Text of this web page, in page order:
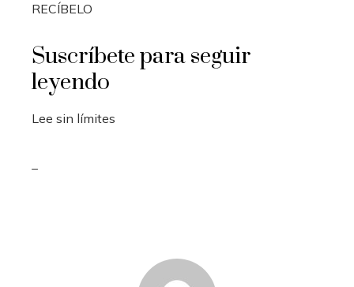
RECÍBELO
Suscríbete para seguir
leyendo
Lee sin límites